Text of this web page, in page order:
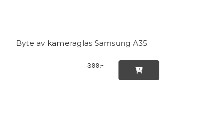
Byte av kameraglas Samsung A35
399:-
